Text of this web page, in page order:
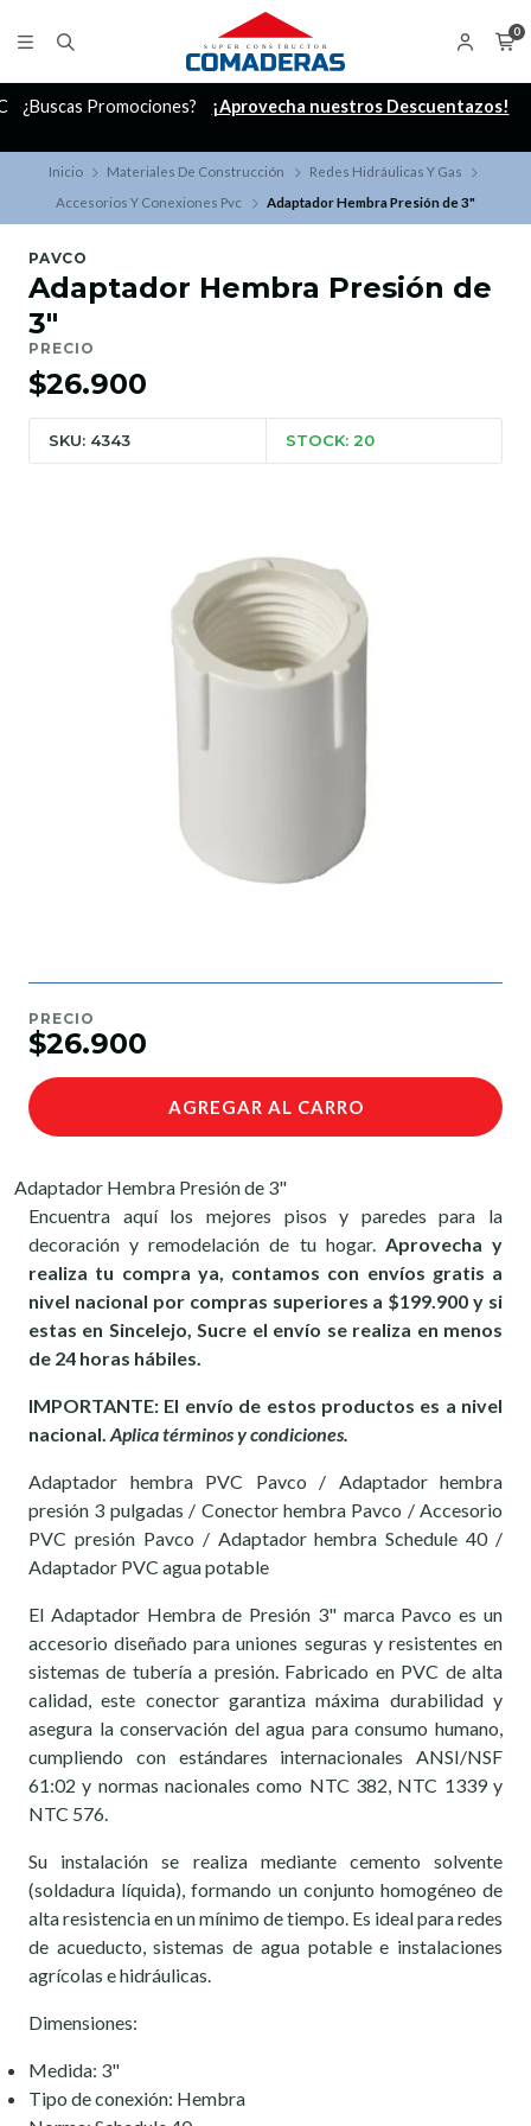
0
¿Buscas Promociones? ¡Aprovecha nuestros Descuentazos!
Inicio Materiales De Construcción
Redes Hidráulicas Y Gas
Accesorios Y Conexiones Pvc
Adaptador Hembra Presión de 3"
PAVCO
Adaptador Hembra Presión de
3"
PRECIO
$26.900
SKU: 4343 STOCK: 20
PRECIO
$26.900
AGREGAR AL CARRO
Adaptador Hembra Presión de 3"
Encuentra aquí los mejores pisos y paredes para la
decoración y remodelación de tu hogar. Aprovecha y
realiza tu compra ya, contamos con envíos gratis a
nivel nacional por compras superiores a $199.900 y si
estas en Sincelejo, Sucre el envío se realiza en menos
de 24 horas hábiles.
IMPORTANTE: El envío de estos productos es a nivel
nacional. Aplica términos y condiciones.
Adaptador hembra PVC Pavco / Adaptador hembra
presión 3 pulgadas / Conector hembra Pavco / Accesorio
PVC presión Pavco / Adaptador hembra Schedule 40 /
Adaptador PVC agua potable
El Adaptador Hembra de Presión 3" marca Pavco es un
accesorio diseñado para uniones seguras y resistentes en
sistemas de tubería a presión. Fabricado en PVC de alta
calidad, este conector garantiza máxima durabilidad y
asegura la conservación del agua para consumo humano,
cumpliendo con estándares internacionales ANSI/NSF
61:02 y normas nacionales como NTC 382, NTC 1339 y
NTC 576.
Su instalación se realiza mediante cemento solvente
(soldadura líquida), formando un conjunto homogéneo de
alta resistencia en un mínimo de tiempo. Es ideal para redes
de acueducto, sistemas de agua potable e instalaciones
agrícolas e hidráulicas.
Dimensiones:
Medida: 3"
Tipo de conexión: Hembra